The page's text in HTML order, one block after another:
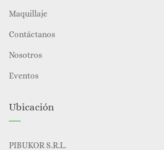
Maquillaje
Contáctanos
Nosotros
Eventos
Ubicación
PIBUKOR S.R.L.